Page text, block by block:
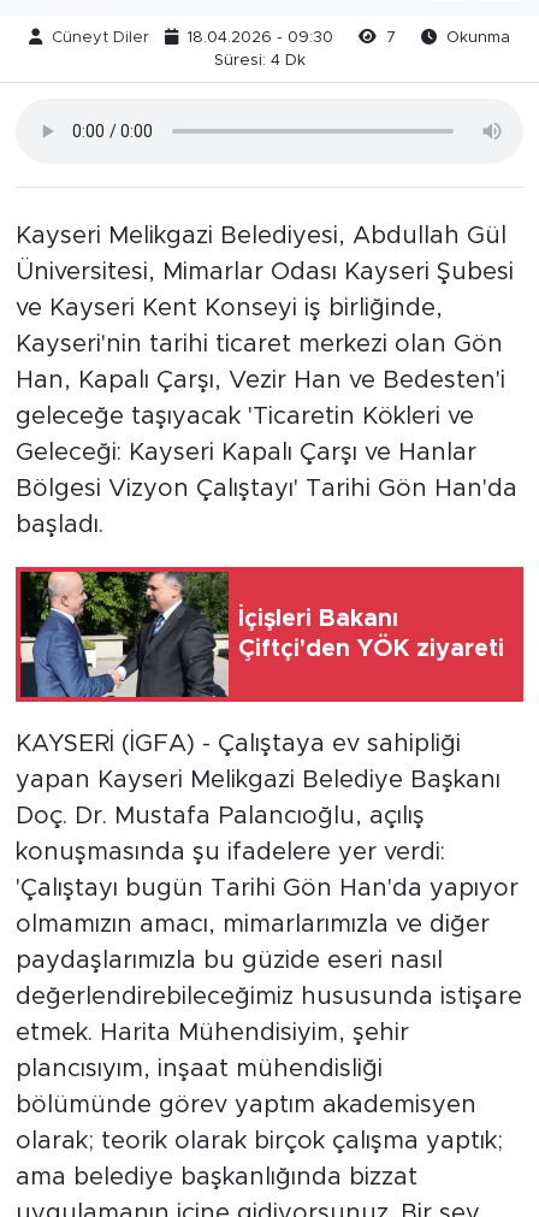
Cüneyt Diler 18.04.2026 - 09:30 7
Okunma
Süresi: 4 Dk
Kayseri Melikgazi Belediyesi, Abdullah Gül
Üniversitesi, Mimarlar Odası Kayseri Şubesi
ve Kayseri Kent Konseyi iş birliğinde,
Kayseri'nin tarihi ticaret merkezi olan Gön
Han, Kapalı Çarşı, Vezir Han ve Bedesten'i
geleceğe taşıyacak 'Ticaretin Kökleri ve
Geleceği: Kayseri Kapalı Çarşı ve Hanlar
Bölgesi Vizyon Çalıştayı' Tarihi Gön Han'da
başladı.
İçişleri Bakanı
Çiftçi'den YÖK ziyareti
KAYSERİ (İGFA) - Çalıştaya ev sahipliği
yapan Kayseri Melikgazi Belediye Başkanı
Doç. Dr. Mustafa Palancıoğlu, açılış
konuşmasında şu ifadelere yer verdi:
'Çalıştayı bugün Tarihi Gön Han'da yapıyor
olmamızın amacı, mimarlarımızla ve diğer
paydaşlarımızla bu güzide eseri nasıl
değerlendirebileceğimiz hususunda istişare
etmek. Harita Mühendisiyim, şehir
plancısıyım, inşaat mühendisliği
bölümünde görev yaptım akademisyen
olarak; teorik olarak birçok çalışma yaptık;
ama belediye başkanlığında bizzat